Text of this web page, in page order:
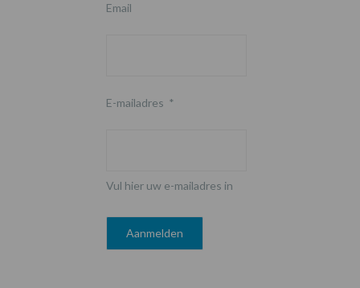
Email
E-mailadres *
Vul hier uw e-mailadres in